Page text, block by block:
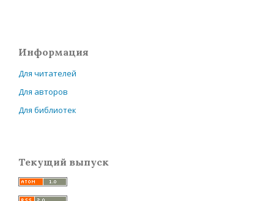
Информация
Для читателей
Для авторов
Для библиотек
Текущий выпуск